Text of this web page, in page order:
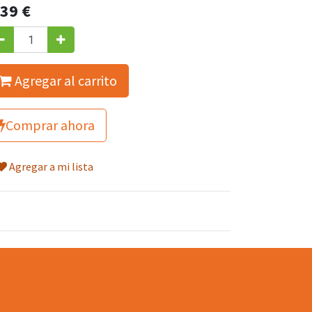
€
Agregar al carrito
Comprar ahora
Agregar a mi lista